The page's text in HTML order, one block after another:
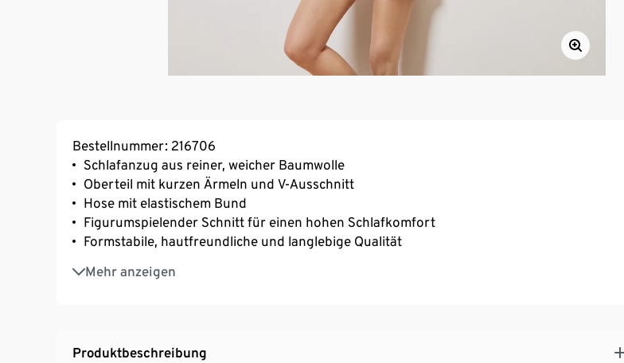
Bestellnummer: 216706
Schlafanzug aus reiner, weicher Baumwolle
Oberteil mit kurzen Ärmeln und V-Ausschnitt
Hose mit elastischem Bund
Figurumspielender Schnitt für einen hohen Schlafkomfort
Formstabile, hautfreundliche und langlebige Qualität
Mehr anzeigen
GOTS made with organic – in conversion materials, zertifiziert durch CU 809415
Produktbeschreibung